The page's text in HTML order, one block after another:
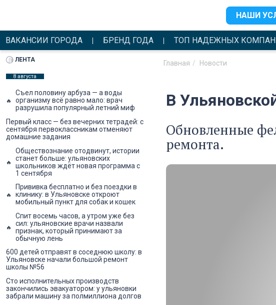
НАШИ
ВАКАНСИИ ГОРОДА БРЕНД ГОДА ТОП НАДЕЖНЫХ
Главная Новости
В
Обновленные
ремонта.
ЛЕНТА
8 августа
Съел половину арбуза — а воды
организму всё равно мало: врач
разрушила популярный летний миф
Первый класс — без вечерних тетрадей: с
сентября первоклассникам отменяют
домашние задания
Обществознание отодвинут, истории
станет больше: ульяновских
школьников ждёт новая программа с
1 сентября
Прививка бесплатно и без поездки в
клинику: в Ульяновске откроют
мобильный пункт для собак и кошек
Спит восемь часов, а утром уже без
сил: ульяновские врачи назвали
признак, который принимают за
обычную лень
600 детей отправят в соседнюю школу: в
Ульяновске начали большой ремонт
школы №56
Сто исполнительных производств
закончились эвакуатором: у ульяновки
забрали машину за полмиллиона долгов